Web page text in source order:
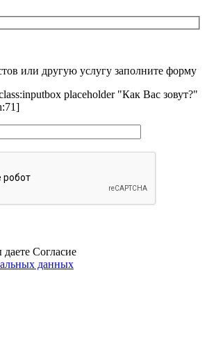
или другую услугу заполните форму
placeholder "Как Вас зовут?"
Согласие
данных